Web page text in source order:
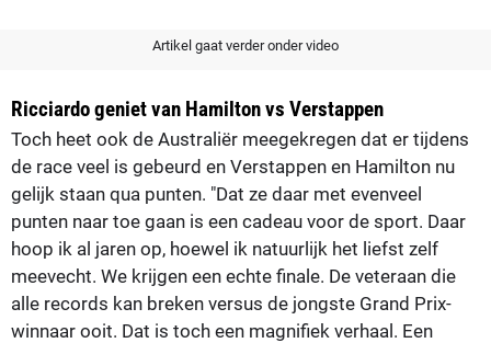
Artikel gaat verder onder video
Ricciardo geniet van Hamilton vs Verstappen
Toch heet ook de Australiër meegekregen dat er tijdens
de race veel is gebeurd en Verstappen en Hamilton nu
gelijk staan qua punten. "Dat ze daar met evenveel
punten naar toe gaan is een cadeau voor de sport. Daar
hoop ik al jaren op, hoewel ik natuurlijk het liefst zelf
meevecht. We krijgen een echte finale. De veteraan die
alle records kan breken versus de jongste Grand Prix-
winnaar ooit. Dat is toch een magnifiek verhaal. Een